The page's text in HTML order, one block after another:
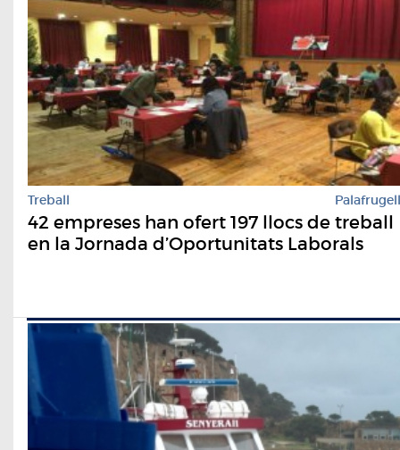
Treball Palafrugell
42 empreses han ofert 197 llocs de treball
en la Jornada d’Oportunitats Laborals